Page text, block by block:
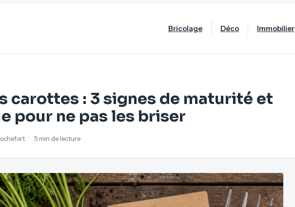
Bricolage Déco Immobilier
carottes : 3 signes de maturité et
pour ne pas les briser
· 5 min de lecture